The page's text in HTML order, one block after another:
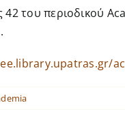
Εκδηλώσεις
42 του περιοδικού